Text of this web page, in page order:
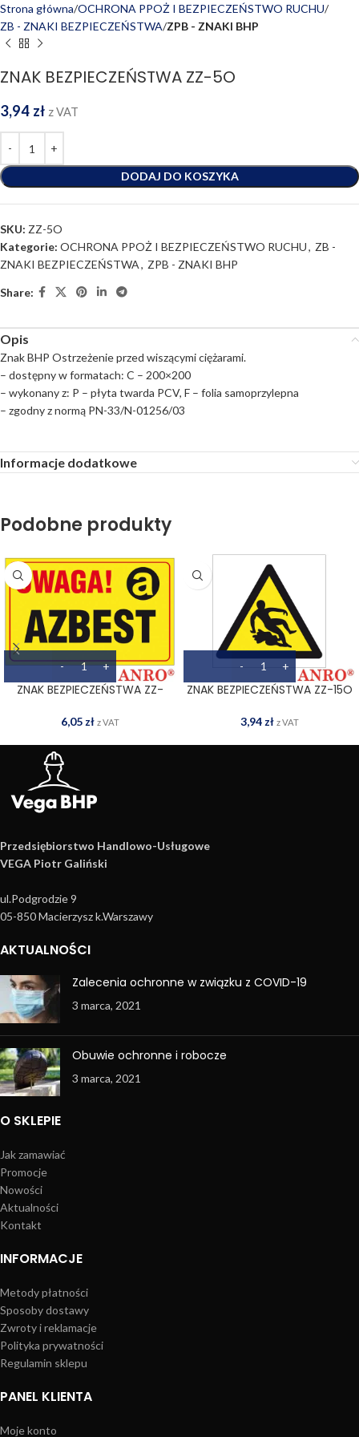
Strona główna OCHRONA PPOŻ I BEZPIECZEŃSTWO RUCHU
ZB - ZNAKI BEZPIECZEŃSTWA ZPB - ZNAKI BHP
ZNAK BEZPIECZEŃSTWA ZZ-5O
3,94 zł z VAT
DODAJ DO KOSZYKA
SKU: ZZ-5O
Kategorie: OCHRONA PPOŻ I BEZPIECZEŃSTWO RUCHU, ZB -
ZNAKI BEZPIECZEŃSTWA, ZPB - ZNAKI BHP
Share:
Opis
Znak BHP Ostrzeżenie przed wiszącymi ciężarami.
– dostępny w formatach: C – 200×200
– wykonany z: P – płyta twarda PCV, F – folia samoprzylepna
– zgodny z normą PN-33/N-01256/03
Informacje dodatkowe
Podobne produkty
ZNAK BEZPIECZEŃSTWA ZZ-
6,05 zł z VAT
ZNAK BEZPIECZEŃSTWA ZZ-15O
3,94 zł z VAT
Przedsiębiorstwo Handlowo­-Usługowe
VEGA Piotr Galiński
ul.Podgrodzie 9
05-850 Macierzysz k.Warszawy
AKTUALNOŚCI
Zalecenia ochronne w związku z COVID-19
3 marca, 2021
Obuwie ochronne i robocze
3 marca, 2021
O SKLEPIE
Jak zamawiać
Promocje
Nowości
Aktualności
Kontakt
INFORMACJE
Metody płatności
Sposoby dostawy
Zwroty i reklamacje
Polityka prywatności
Regulamin sklepu
PANEL KLIENTA
Moje konto